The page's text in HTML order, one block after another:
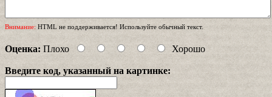
Внимание: HTML не поддерживается! Используйте обычный текст.
Оценка: Плохо Хорошо
Введите код, указанный на картинке: